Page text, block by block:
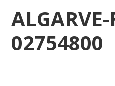
ALGARVE-
02754800